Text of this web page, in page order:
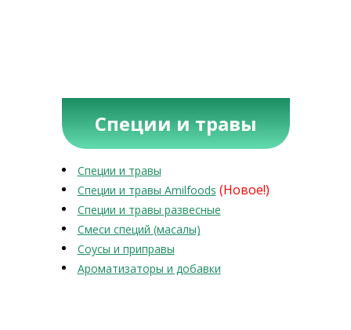
Специи и травы
Специи и травы
Специи и травы Amilfoods (Новое!)
Специи и травы развесные
Смеси специй (масалы)
Соусы и приправы
Ароматизаторы и добавки